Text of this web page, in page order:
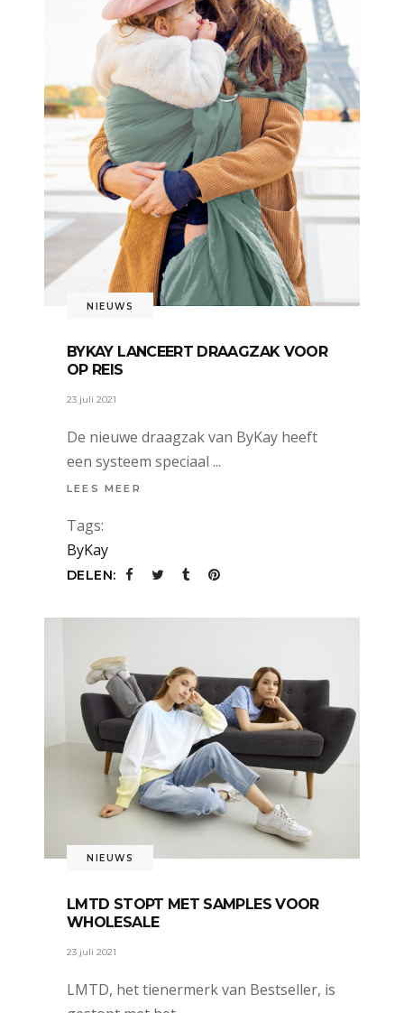
NIEUWS
BYKAY LANCEERT DRAAGZAK VOOR
OP REIS
23 juli 2021
De nieuwe draagzak van ByKay heeft
een systeem speciaal
LEES MEER
Tags:
ByKay
DELEN:
NIEUWS
LMTD STOPT MET SAMPLES VOOR
WHOLESALE
23 juli 2021
LMTD, het tienermerk van Bestseller, is